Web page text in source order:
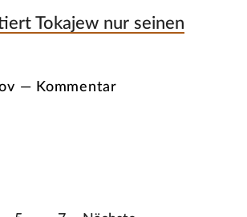
Tokajew nur seinen
— Kommentar